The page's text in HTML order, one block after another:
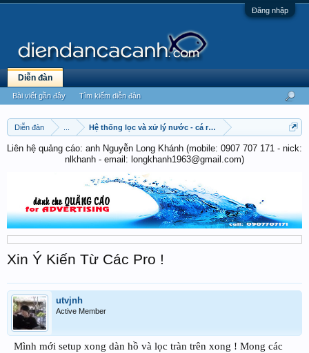
Đăng nhập
Diễn đàn Hệ thống lọc và xử lý nước - cá rồng
Liên hệ quảng cáo: anh Nguyễn Long Khánh (mobile: 0907 707 171 - nick:
nlkhanh - email: longkhanh1963@gmail.com)
Xin Ý Kiến Từ Các Pro !
utvjnh
Active Member
Mình mới setup xong dàn hồ và lọc tràn trên xong ! Mong các
Diễn đàn
Bài viết gần đây Tìm kiếm diễn đàn